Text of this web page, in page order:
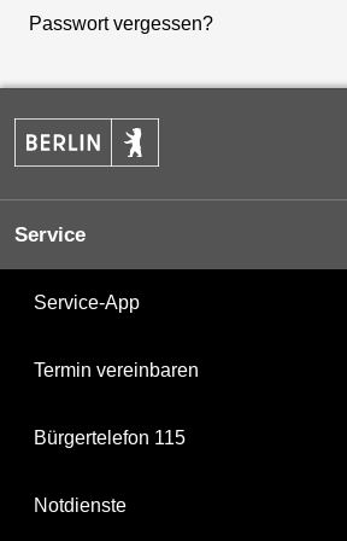
Passwort vergessen?
Service
Service-App
Termin vereinbaren
Bürgertelefon 115
Notdienste